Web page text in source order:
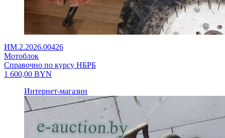
ИМ.2.2026.00426
Мотоблок
Справочно по курсу НБРБ
1 600,00 BYN
Интернет-магазин